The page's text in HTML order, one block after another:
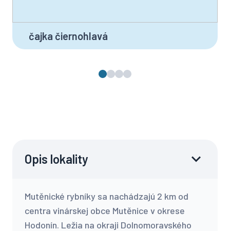
čajka čiernohlavá
Opis lokality
Mutěnické rybníky sa nachádzajú 2 km od
centra vinárskej obce Mutěnice v okrese
Hodonín. Ležia na okraji Dolnomoravského